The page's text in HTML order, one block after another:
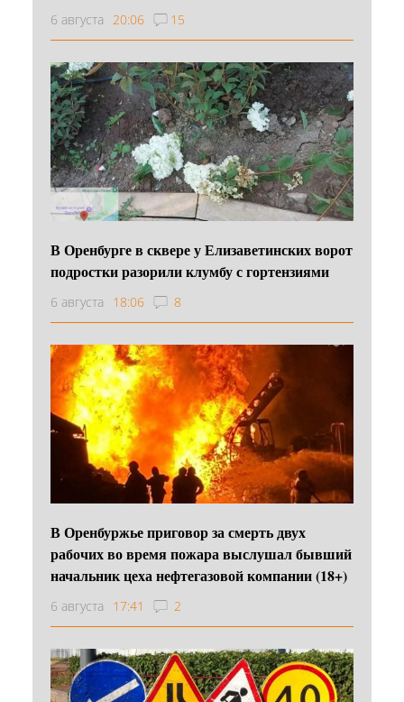
6 августа 20:06 15
В Оренбурге в сквере у Елизаветинских ворот
подростки разорили клумбу с гортензиями
6 августа 18:06 8
В Оренбуржье приговор за смерть двух
рабочих во время пожара выслушал бывший
начальник цеха нефтегазовой компании (18+)
6 августа 17:41 2